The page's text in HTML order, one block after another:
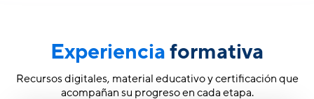
Experienciaformativa
Recursos digitales, material educativo y certificación que
acompañan su progreso en cada etapa.